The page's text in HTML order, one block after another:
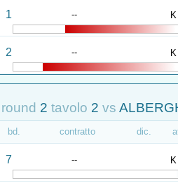
1 -- K
2 -- K
round 2 tavolo 2 vs
bd. contratto dic.
7 -- K